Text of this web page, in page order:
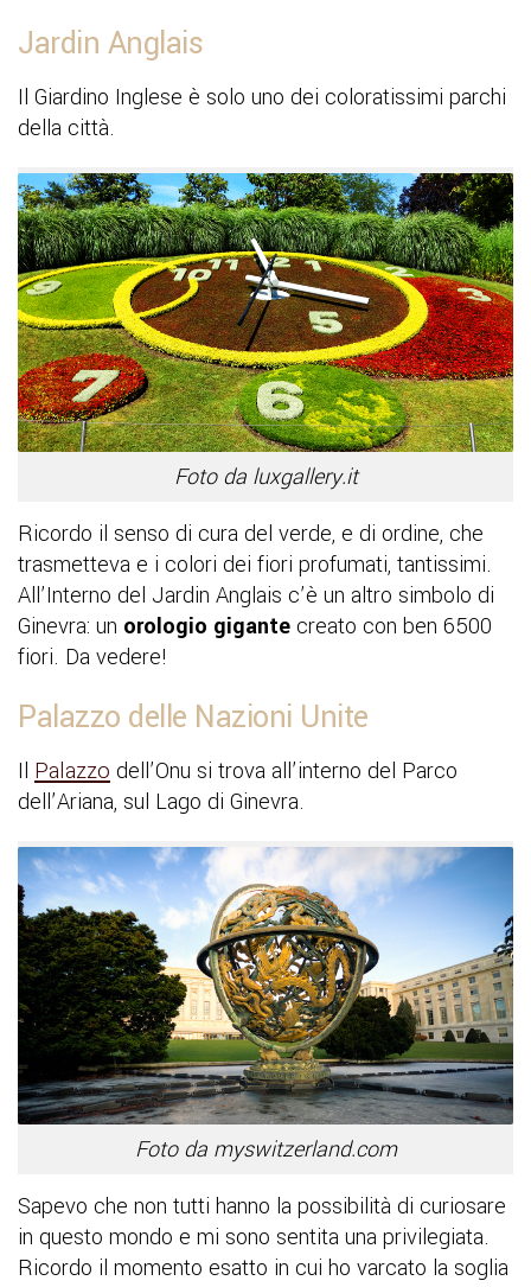
Jardin Anglais
Il Giardino Inglese è solo uno dei coloratissimi parchi
della città.
Foto da luxgallery.it
Ricordo il senso di cura del verde, e di ordine, che
trasmetteva e i colori dei fiori profumati, tantissimi.
All’Interno del Jardin Anglais c’è un altro simbolo di
Ginevra: un orologio gigante creato con ben 6500
fiori. Da vedere!
Palazzo delle Nazioni Unite
Il Palazzo dell’Onu si trova all’interno del Parco
dell’Ariana, sul Lago di Ginevra.
Foto da myswitzerland.com
Sapevo che non tutti hanno la possibilità di curiosare
in questo mondo e mi sono sentita una privilegiata.
Ricordo il momento esatto in cui ho varcato la soglia